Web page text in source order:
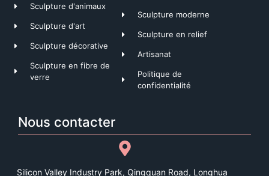
Sculpture d'animaux
Sculpture d'art
Sculpture décorative
Sculpture en fibre de
verre
Sculpture moderne
Sculpture en relief
Artisanat
Politique de
confidentialité
Nous contacter
Silicon Valley Industry Park, Qingquan Road, Longhua